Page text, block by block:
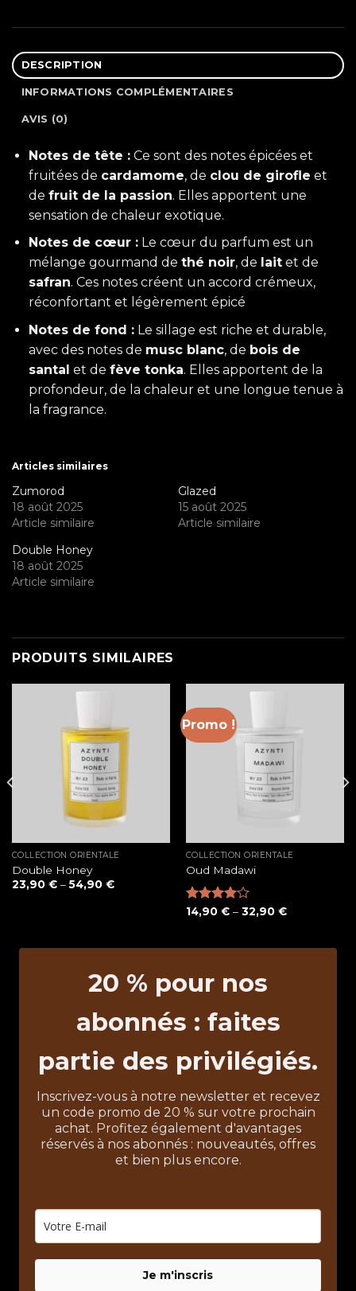
DESCRIPTION
INFORMATIONS COMPLÉMENTAIRES
AVIS (0)
Notes de tête :Ce sont des notes épicées et
fruitées de cardamome, de clou de girofle et
de fruit de la passion. Elles apportent une
sensation de chaleur exotique.
Notes de cœur :Le cœur du parfum est un
mélange gourmand de thé noir, de laitet de
safran. Ces notes créent un accord crémeux,
réconfortant et légèrement épicé
Notes de fond :Le sillage est riche et durable,
avec des notes de musc blanc, de bois de
santal et de fève tonka. Elles apportent de la
profondeur, de la chaleur et une longue tenue à
la fragrance.
Articles similaires
Zumorod
18 août 2025
Article similaire
Glazed
15 août 2025
Article similaire
Double Honey
18 août 2025
Article similaire
PRODUITS SIMILAIRES
COLLECTION ORIENTALE
Double Honey
23,90 €–54,90 €
Promo !
COLLECTION ORIENTALE
Oud Madawi
Note
14,90 €– 32,90 €
20 % pour nos
abonnés : faites
partie des privilégiés.
Inscrivez-vous à notre newsletter et recevez
un code promo de 20 % sur votre prochain
achat. Profitez également d'avantages
réservés à nos abonnés : nouveautés, offres
et bien plus encore.
Je m'inscris